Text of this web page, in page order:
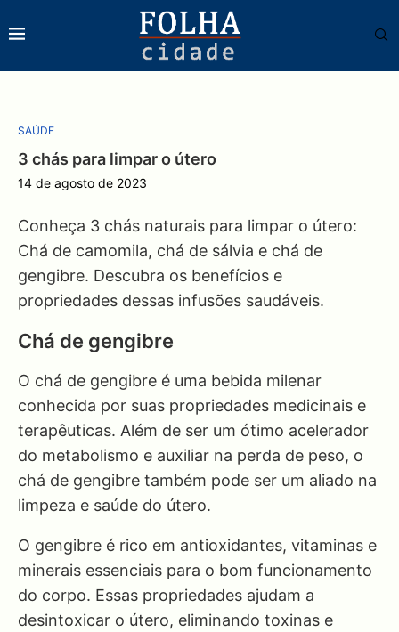
SAÚDE
3 chás para limpar o útero
14 de agosto de 2023
Conheça 3 chás naturais para limpar o útero:
Chá de camomila, chá de sálvia e chá de
gengibre. Descubra os benefícios e
propriedades dessas infusões saudáveis.
Chá de gengibre
O chá de gengibre é uma bebida milenar
conhecida por suas propriedades medicinais e
terapêuticas. Além de ser um ótimo acelerador
do metabolismo e auxiliar na perda de peso, o
chá de gengibre também pode ser um aliado na
limpeza e saúde do útero.
O gengibre é rico em antioxidantes, vitaminas e
minerais essenciais para o bom funcionamento
do corpo. Essas propriedades ajudam a
desintoxicar o útero, eliminando toxinas e